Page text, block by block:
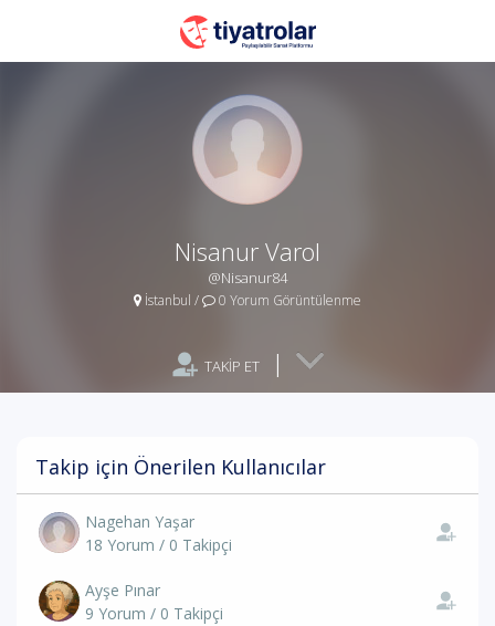
Nisanur Varol
@Nisanur84
İstanbul / 0 Yorum Görüntülenme
TAKİP ET |
Takip için Önerilen Kullanıcılar
Nagehan Yaşar
18 Yorum / 0 Takipçi
Ayşe Pınar
9 Yorum / 0 Takipçi